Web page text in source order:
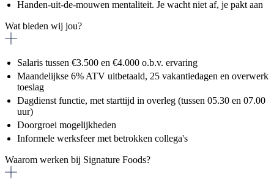
Handen-uit-de-mouwen mentaliteit. Je wacht niet af, je pakt aan
Wat bieden wij jou?
Salaris tussen €3.500 en €4.000 o.b.v. ervaring
Maandelijkse 6% ATV uitbetaald, 25 vakantiedagen en overwerk
toeslag
Dagdienst functie, met starttijd in overleg (tussen 05.30 en 07.00
uur)
Doorgroei mogelijkheden
Informele werksfeer met betrokken collega's
Waarom werken bij Signature Foods?